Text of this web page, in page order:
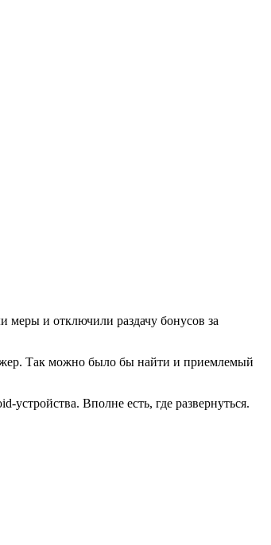
меры и отключили раздачу бонусов за
Так можно было бы найти и приемлемый
Вполне есть, где развернуться.